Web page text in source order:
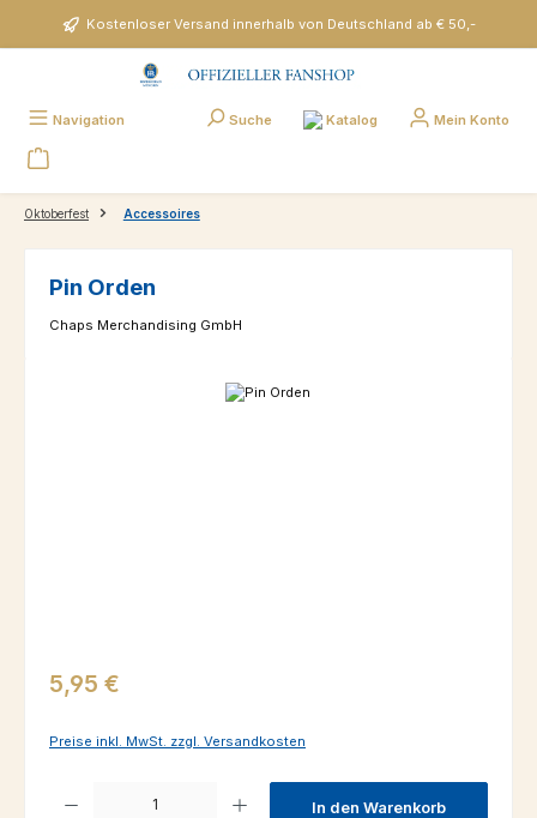
Zum Hauptinhalt springenKostenloser Versand innerhalb von Deutschland ab € 50,-
Navigation Suche Katalog Mein Konto
Oktoberfest Accessoires
Pin Orden
Chaps Merchandising GmbH
Regulärer Preis:
5,95 €
Preise inkl. MwSt. zzgl. Versandkosten
Produkt Anzahl: Gib den gewünschten Wert ein oder benutze die
In den Warenkorb